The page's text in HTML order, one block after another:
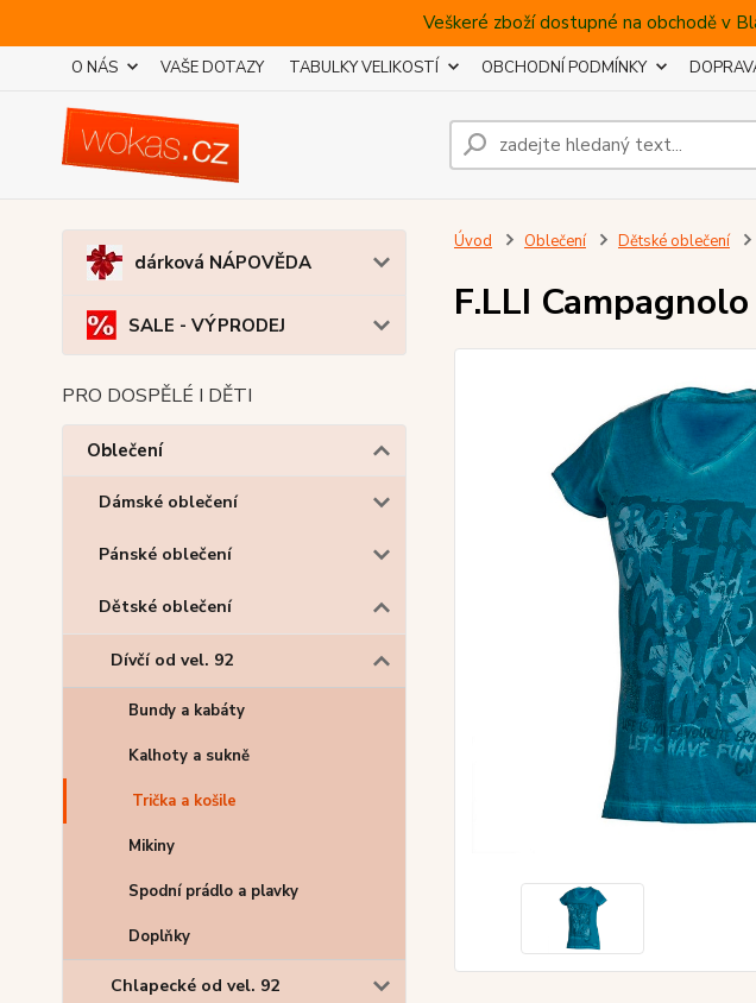
Veškeré zboží dostupné na obchodě v
O NÁS VAŠE DOTAZY TABULKY VELIKOSTÍ OBCHODNÍ PODMÍNKY
dárková NÁPOVĚDA
SALE - VÝPRODEJ
PRO DOSPĚLÉ I DĚTI
Oblečení
Dámské oblečení
Pánské oblečení
Dětské oblečení
Dívčí od vel. 92
Bundy a kabáty
Kalhoty a sukně
Trička a košile
Mikiny
Spodní prádlo a plavky
Doplňky
Chlapecké od vel. 92
Úvod Oblečení Dětské oblečení
F.LLI